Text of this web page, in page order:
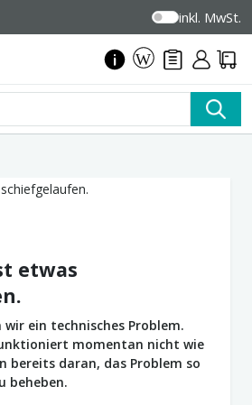
inkl. MwSt.
etwas
ein technisches Problem.
momentan nicht wie
bereits daran, das Problem so
beheben.